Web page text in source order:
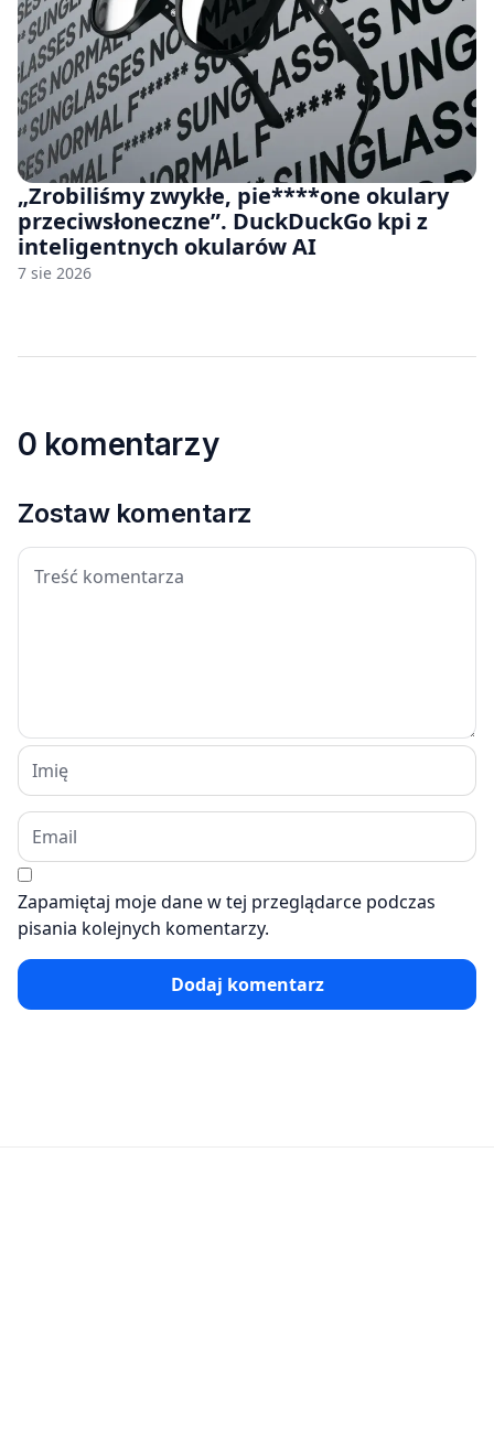
„Zrobiliśmy zwykłe, pie****one okulary
przeciwsłoneczne”. DuckDuckGo kpi z
inteligentnych okularów AI
7 sie 2026
0 komentarzy
Zostaw komentarz
Zapamiętaj moje dane w tej przeglądarce podczas
pisania kolejnych komentarzy.
Dodaj komentarz